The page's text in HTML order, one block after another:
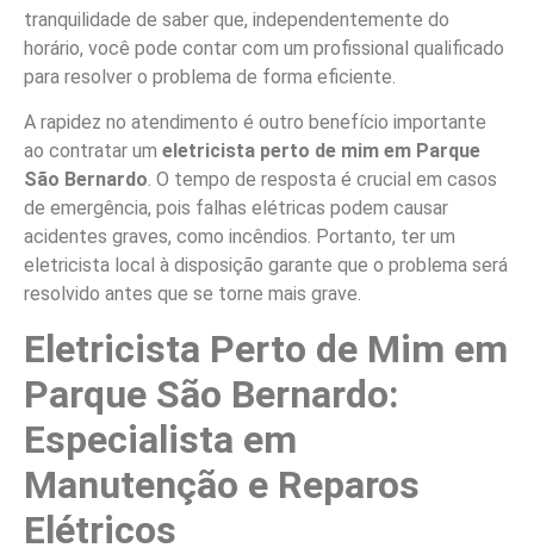
tranquilidade de saber que, independentemente do
horário, você pode contar com um profissional qualificado
para resolver o problema de forma eficiente.
A rapidez no atendimento é outro benefício importante
ao contratar um eletricista perto de mim em Parque
São Bernardo. O tempo de resposta é crucial em casos
de emergência, pois falhas elétricas podem causar
acidentes graves, como incêndios. Portanto, ter um
eletricista local à disposição garante que o problema será
resolvido antes que se torne mais grave.
Eletricista Perto de Mim em
Parque São Bernardo:
Especialista em
Manutenção e Reparos
Elétricos